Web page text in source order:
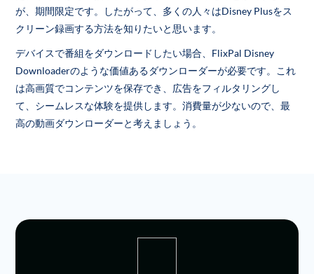
が、期間限定です。したがって、多くの人々はDisney Plusをス
クリーン録画する方法を知りたいと思います。
デバイスで番組をダウンロードしたい場合、FlixPal Disney
Downloaderのような価値あるダウンローダーが必要です。これ
は高画質でコンテンツを保存でき、広告をフィルタリングし
て、シームレスな体験を提供します。消費量が少ないので、最
高の動画ダウンローダーと考えましょう。